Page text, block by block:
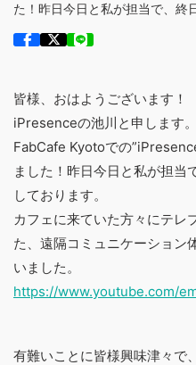
た！昨日今日と私が担当で、
皆様、おはようございます！
iPresenceの池川と申します。
FabCafe Kyotoでの
ました！昨日今日と私が担
しております。
カフェに来ていた方々にテレ
た、遠隔コミュニケーション
いました。
https://www.youtube.com/
有難いことに皆様興味津々で